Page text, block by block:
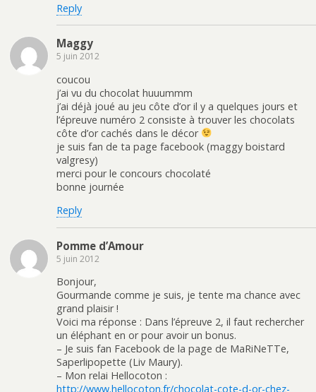
Reply
Maggy
5 juin 2012
coucou
j’ai vu du chocolat huuummm
j’ai déjà joué au jeu côte d’or il y a quelques jours et
l’épreuve numéro 2 consiste à trouver les chocolats
côte d’or cachés dans le décor
je suis fan de ta page facebook (maggy boistard
valgresy)
merci pour le concours chocolaté
bonne journée
Reply
Pomme d’Amour
5 juin 2012
Bonjour,
Gourmande comme je suis, je tente ma chance avec
grand plaisir !
Voici ma réponse : Dans l’épreuve 2, il faut rechercher
un éléphant en or pour avoir un bonus.
– Je suis fan Facebook de la page de MaRiNeTTe,
Saperlipopette (Liv Maury).
– Mon relai Hellocoton :
http://www.hellocoton.fr/chocolat-cote-d-or-chez-